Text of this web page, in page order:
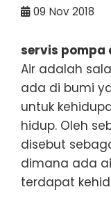
09 Nov 2018
servis pompa
Air adalah
ada di bumi
untuk
hidup. Oleh
disebut
dimana ada
terdapat